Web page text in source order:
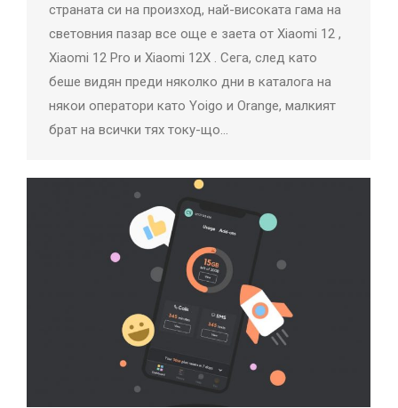
страната си на произход, най-високата гама на
световния пазар все още е заета от Xiaomi 12 ,
Xiaomi 12 Pro и Xiaomi 12X . Сега, след като
беше видян преди няколко дни в каталога на
някои оператори като Yoigo и Orange, малкият
брат на всички тях току-що…